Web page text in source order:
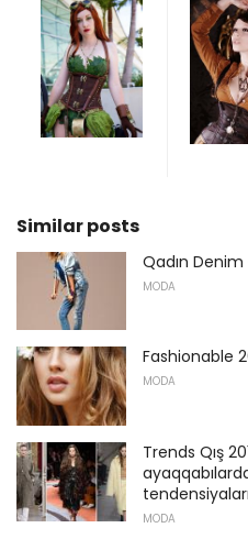
Similar posts
Qadın Denim
MODA
Fashionable
MODA
Trends Qış
tendensiyaları
MODA